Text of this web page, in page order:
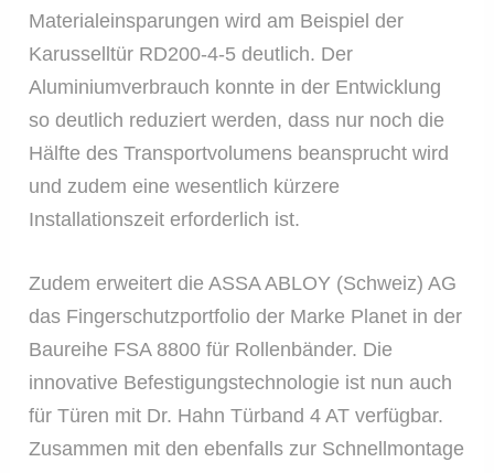
Materialeinsparungen wird am Beispiel der
Karusselltür RD200-4-5 deutlich. Der
Aluminiumverbrauch konnte in der Entwicklung
so deutlich reduziert werden, dass nur noch die
Hälfte des Transportvolumens beansprucht wird
und zudem eine wesentlich kürzere
Installationszeit erforderlich ist.
Zudem erweitert die ASSA ABLOY (Schweiz) AG
das Fingerschutzportfolio der Marke Planet in der
Baureihe FSA 8800 für Rollenbänder. Die
innovative Befestigungstechnologie ist nun auch
für Türen mit Dr. Hahn Türband 4 AT verfügbar.
Zusammen mit den ebenfalls zur Schnellmontage